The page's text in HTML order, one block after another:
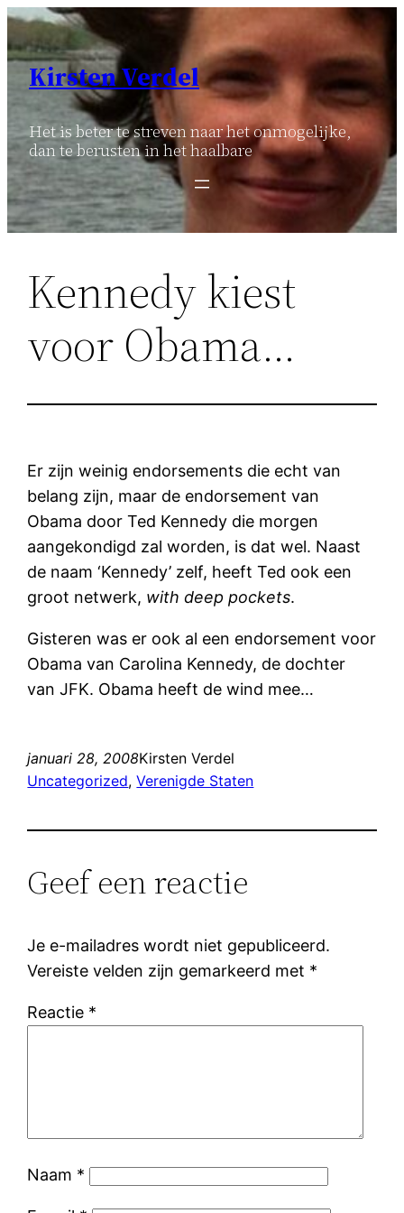
Ga
naar
inhoud
Kirsten Verdel
Het is beter te streven naar het onmogelijke,
dan te berusten in het haalbare
Kennedy kiest
voor Obama…
Er zijn weinig endorsements die echt van
belang zijn, maar de endorsement van
Obama door Ted Kennedy die morgen
aangekondigd zal worden, is dat wel. Naast
de naam ‘Kennedy’ zelf, heeft Ted ook een
groot netwerk, with deep pockets.
Gisteren was er ook al een endorsement voor
Obama van Carolina Kennedy, de dochter
van JFK. Obama heeft de wind mee…
januari 28, 2008Kirsten Verdel
Uncategorized, Verenigde Staten
Geef een reactie
Je e-mailadres wordt niet gepubliceerd.
Vereiste velden zijn gemarkeerd met *
Reactie *
Naam *